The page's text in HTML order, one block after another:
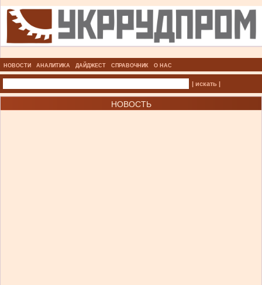
НОВОСТИ АНАЛИТИКА ДАЙДЖЕСТ СПРАВОЧНИК О НАС
| искать |
НОВОСТЬ